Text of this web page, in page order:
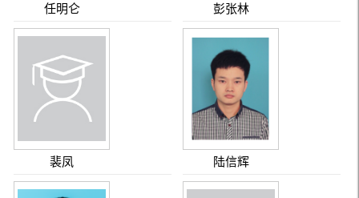
任明仑 彭张林
裴凤 陆信辉